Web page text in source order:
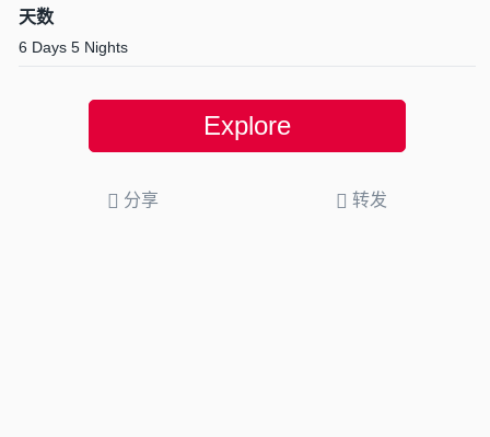
天数
6 Days 5 Nights
Explore
分享 转发